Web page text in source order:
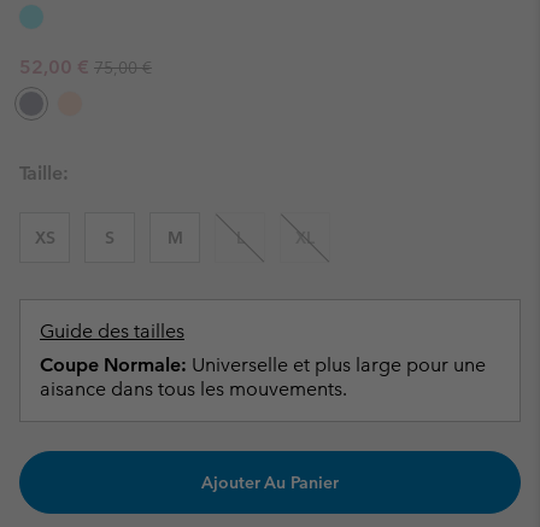
Sale price:
52,00 € Regular price:
75,00 €
Taille:
XS S M L XL
Guide des tailles
Coupe Normale: Universelle et plus large pour une
aisance dans tous les mouvements.
Ajouter Au Panier